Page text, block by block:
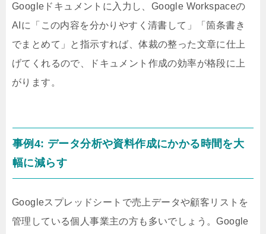
Googleドキュメントに入力し、Google Workspaceの
AIに「この内容を分かりやすく清書して」「箇条書き
でまとめて」と指示すれば、体裁の整った文章に仕上
げてくれるので、ドキュメント作成の効率が格段に上
がります。
事例4: データ分析や資料作成にかかる時間を大
幅に減らす
Googleスプレッドシートで売上データや顧客リストを
管理している個人事業主の方も多いでしょう。Google